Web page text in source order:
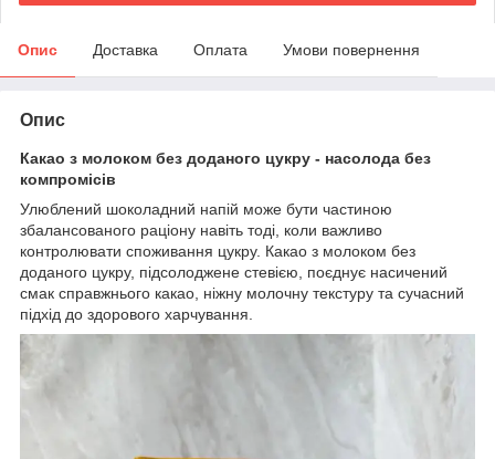
Опис Доставка Оплата Умови повернення
Опис
Какао з молоком без доданого цукру - насолода без
компромісів
Улюблений шоколадний напій може бути частиною
збалансованого раціону навіть тоді, коли важливо
контролювати споживання цукру. Какао з молоком без
доданого цукру, підсолоджене стевією, поєднує насичений
смак справжнього какао, ніжну молочну текстуру та сучасний
підхід до здорового харчування.